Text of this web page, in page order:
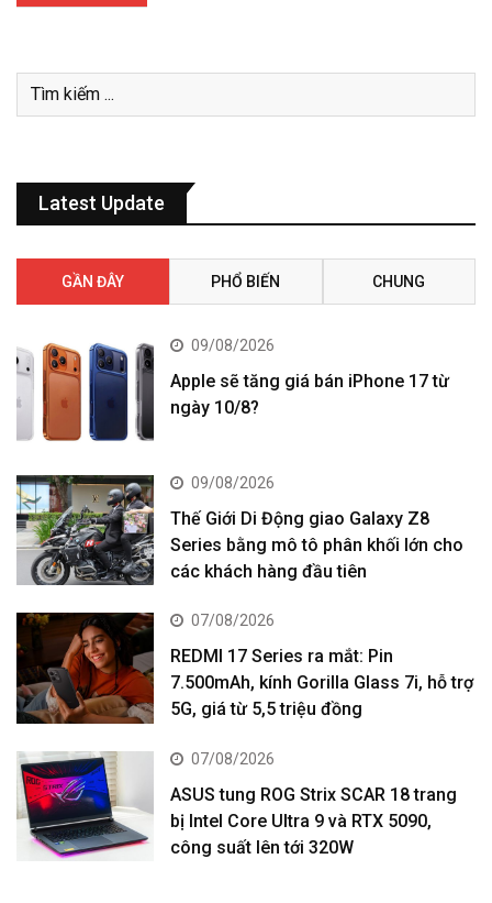
Latest Update
GẦN ĐÂY PHỔ BIẾN CHUNG
09/08/2026
Apple sẽ tăng giá bán iPhone 17 từ
ngày 10/8?
09/08/2026
Thế Giới Di Động giao Galaxy Z8
Series bằng mô tô phân khối lớn cho
các khách hàng đầu tiên
07/08/2026
REDMI 17 Series ra mắt: Pin
7.500mAh, kính Gorilla Glass 7i, hỗ trợ
5G, giá từ 5,5 triệu đồng
07/08/2026
ASUS tung ROG Strix SCAR 18 trang
bị Intel Core Ultra 9 và RTX 5090,
công suất lên tới 320W